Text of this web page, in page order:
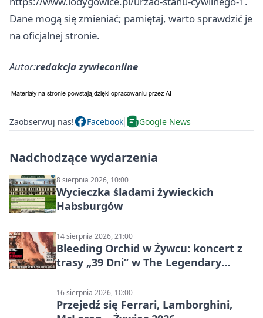
Dane mogą się zmieniać; pamiętaj, warto sprawdzić je
na oficjalnej stronie.
Autor:redakcja zywieconline
Zaobserwuj nas! Facebook Google News
Nadchodzące wydarzenia
8 sierpnia 2026, 10:00
Wycieczka śladami żywieckich
Habsburgów
14 sierpnia 2026, 21:00
Bleeding Orchid w Żywcu: koncert z
trasy „39 Dni” w The Legendary
16 sierpnia 2026, 10:00
Przejedź się Ferrari, Lamborghini,